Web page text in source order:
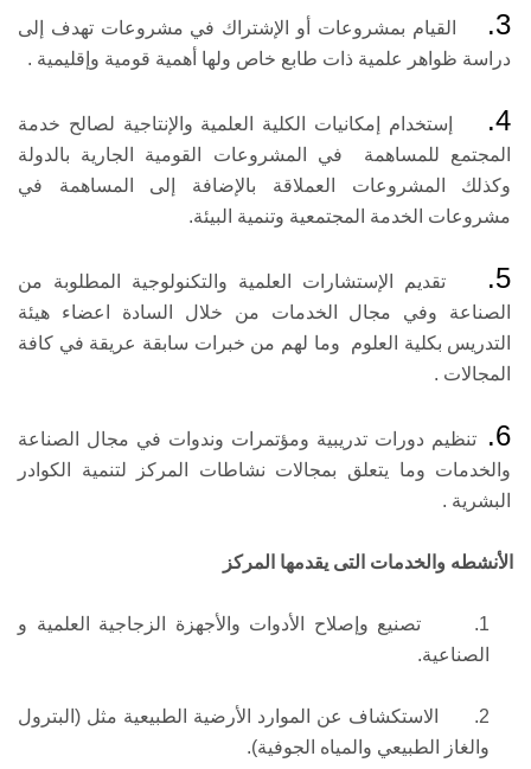
3.
القيام بمشروعات أو الإشتراك في مشروعات تهدف إلى
دراسة ظواهر علمية ذات طابع خاص ولها أهمية قومية وإقليمية .
4.
إستخدام إمكانيات الكلية العلمية والإنتاجية لصالح خدمة
المجتمع للمساهمة في المشروعات القومية الجارية بالدولة
وكذلك المشروعات العملاقة بالإضافة إلى المساهمة في
مشروعات الخدمة المجتمعية وتنمية البيئة.
5.
تقديم الإستشارات العلمية والتكنولوجية المطلوبة من
الصناعة وفي مجال الخدمات من خلال السادة اعضاء هيئة
التدريس بكلية العلوم وما لهم من خبرات سابقة عريقة في كافة
المجالات .
6.
تنظيم دورات تدريبية ومؤتمرات وندوات في مجال الصناعة
والخدمات وما يتعلق بمجالات نشاطات المركز لتنمية الكوادر
البشرية .
الأنشطه والخدمات التى يقدمها المركز
1.
تصنيع وإصلاح الأدوات والأجهزة الزجاجية العلمية و
الصناعية.
2.
الاستكشاف عن الموارد الأرضية الطبيعية مثل (البترول
والغاز الطبيعي والمياه الجوفية).